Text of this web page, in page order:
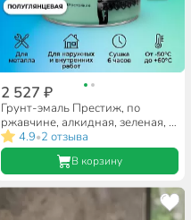
2 527 ₽
Грунт-эмаль Престиж, по
ржавчине, алкидная, зеленая, 5
кг 4.9•2 отзыва
В корзину